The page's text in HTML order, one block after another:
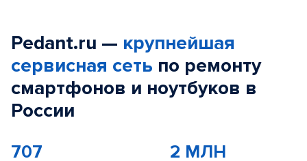
Pedant.ru — крупнейшая
сервисная сеть по ремонту
смартфонов и ноутбуков в
России
707 2 МЛН